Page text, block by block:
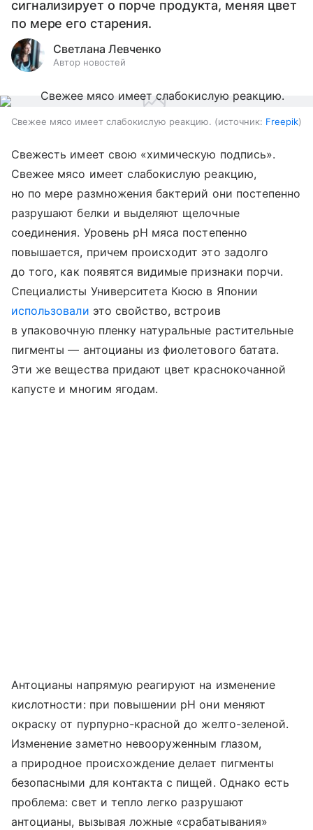
сигнализирует о порче продукта, меняя цвет
по мере его старения.
Светлана Левченко
Автор новостей
Свежее мясо имеет слабокислую реакцию. источник: Freepik
Свежесть имеет свою «химическую подпись».
Свежее мясо имеет слабокислую реакцию,
но по мере размножения бактерий они постепенно
разрушают белки и выделяют щелочные
соединения. Уровень pH мяса постепенно
повышается, причем происходит это задолго
до того, как появятся видимые признаки порчи.
Специалисты Университета Кюсю в Японии
использовали это свойство, встроив
в упаковочную пленку натуральные растительные
пигменты — антоцианы из фиолетового батата.
Эти же вещества придают цвет краснокочанной
капусте и многим ягодам.
Антоцианы напрямую реагируют на изменение
кислотности: при повышении pH они меняют
окраску от пурпурно-красной до желто-зеленой.
Изменение заметно невооруженным глазом,
а природное происхождение делает пигменты
безопасными для контакта с пищей. Однако есть
проблема: свет и тепло легко разрушают
антоцианы, вызывая ложные «срабатывания»